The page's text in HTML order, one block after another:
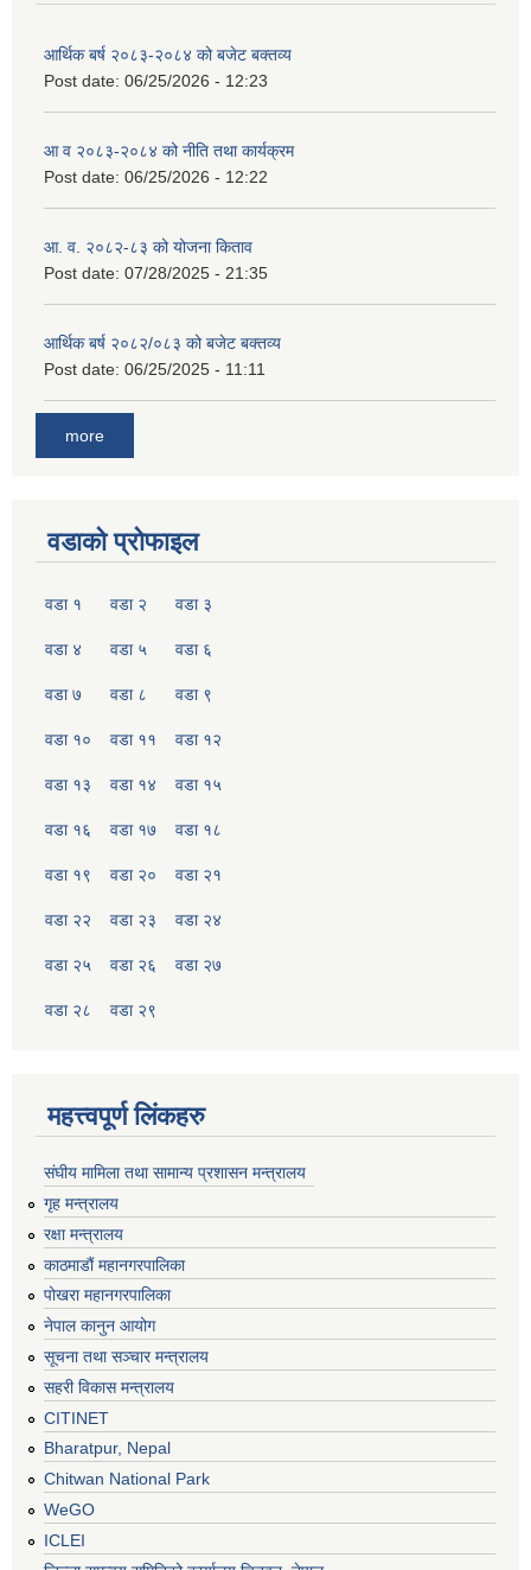
आर्थिक बर्ष २०८३-२०८४ को बजेट बक्तव्य
Post date: 06/25/2026 - 12:23
आ व २०८३-२०८४ को नीति तथा कार्यक्रम
Post date: 06/25/2026 - 12:22
आ. व. २०८२-८३ को योजना किताव
Post date: 07/28/2025 - 21:35
आर्थिक बर्ष २०८२/०८३ को बजेट बक्तव्य
Post date: 06/25/2025 - 11:11
more
वडाको प्रोफाइल
वडा १ वडा २ वडा ३
वडा ४ वडा ५ वडा ६
वडा ७ वडा ८ वडा ९
वडा १० वडा ११ वडा १२
वडा १३ वडा १४ वडा १५
वडा १६ वडा १७ वडा १८
वडा १९ वडा २० वडा २१
वडा २२ वडा २३ वडा २४
वडा २५ वडा २६ वडा २७
वडा २८ वडा २९
महत्त्वपूर्ण लिंकहरु
संघीय मामिला तथा सामान्य प्रशासन मन्त्रालय
गृह मन्त्रालय
रक्षा मन्त्रालय
काठमाडौं महानगरपालिका
पोखरा महानगरपालिका
नेपाल कानुन आयोग
सूचना तथा सञ्चार मन्त्रालय
सहरी विकास मन्त्रालय
CITINET
Bharatpur, Nepal
Chitwan National Park
WeGO
ICLEI